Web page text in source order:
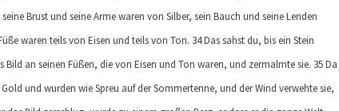
Brust und seine Arme waren von Silber, sein Bauch und seine Lenden
waren teils von Eisen und teils von Ton. 34 Das sahst du, bis ein Stein
an seinen Füßen, die von Eisen und Ton waren, und zermalmte sie. 35 Da
und wurden wie Spreu auf der Sommertenne, und der Wind verwehte sie,